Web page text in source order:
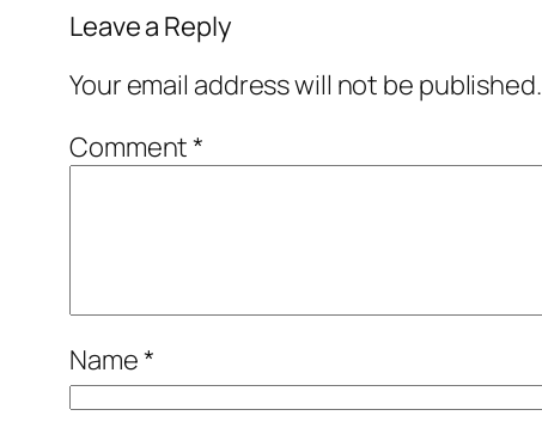
Leave a Reply
Your email address will not be published.
Comment*
Name*